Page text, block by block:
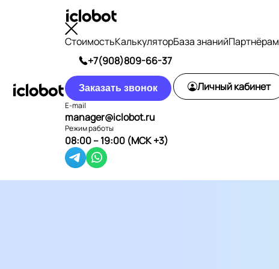
СтоимостьКалькуляторБаза знанийПартнёрам
+7(908)809-66-37
Заказать звонок Личный кабинет
E-mail
manager@iclobot.ru
Режим работы
08:00 – 19:00 (МСК +3)